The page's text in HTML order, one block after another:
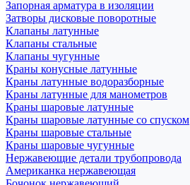
Запорная арматура в изоляции
Затворы дисковые поворотные
Клапаны латунные
Клапаны стальные
Клапаны чугунные
Краны конусные латунные
Краны латунные водоразборные
Краны латунные для манометров
Краны шаровые латунные
Краны шаровые латунные со спуском
Краны шаровые стальные
Краны шаровые чугунные
Нержавеющие детали трубопровода
Американка нержавеющая